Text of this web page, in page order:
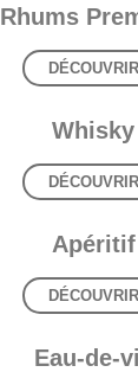
Rhums
DÉCOUVRIR
Whisky
DÉCOUVRIR
Apéritif
DÉCOUVRIR
Eau-de-